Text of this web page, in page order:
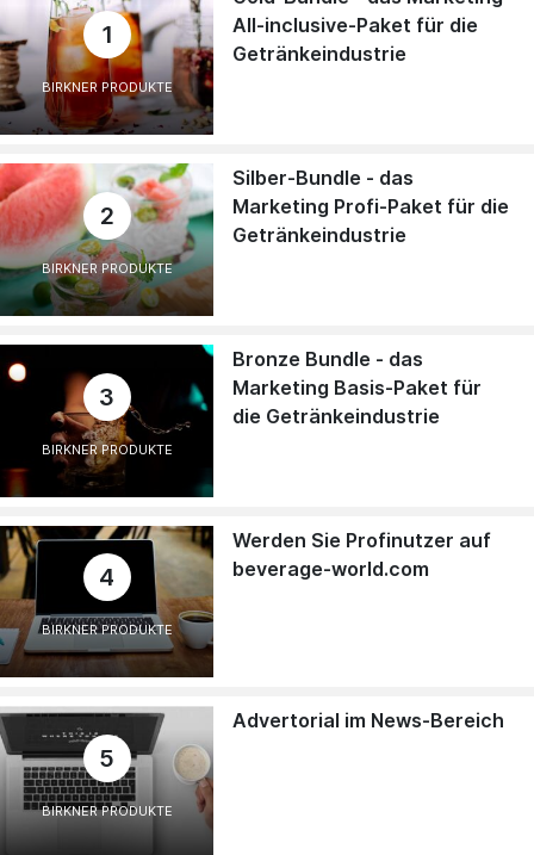
1
BIRKNER PRODUKTE
All-inclusive-Paket für die
Getränkeindustrie
2
BIRKNER PRODUKTE
Silber-Bundle - das
Marketing Profi-Paket für die
Getränkeindustrie
3
BIRKNER PRODUKTE
Bronze Bundle - das
Marketing Basis-Paket für
die Getränkeindustrie
4
BIRKNER PRODUKTE
Werden Sie Profinutzer auf
beverage-world.com
5
BIRKNER PRODUKTE
Advertorial im News-Bereich